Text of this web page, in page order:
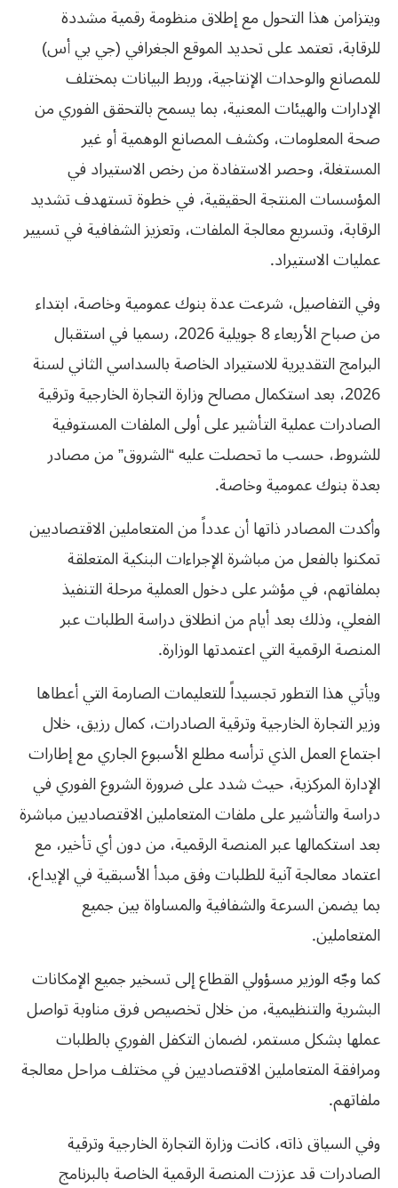
ويتزامن هذا التحول مع إطلاق منظومة رقمية مشددة
للرقابة، تعتمد على تحديد الموقع الجغرافي (جي بي أس)
للمصانع والوحدات الإنتاجية، وربط البيانات بمختلف
الإدارات والهيئات المعنية، بما يسمح بالتحقق الفوري من
صحة المعلومات، وكشف المصانع الوهمية أو غير
المستغلة، وحصر الاستفادة من رخص الاستيراد في
المؤسسات المنتجة الحقيقية، في خطوة تستهدف تشديد
الرقابة، وتسريع معالجة الملفات، وتعزيز الشفافية في تسيير
عمليات الاستيراد.
وفي التفاصيل، شرعت عدة بنوك عمومية وخاصة، ابتداء
من صباح الأربعاء 8 جويلية 2026، رسميا في استقبال
البرامج التقديرية للاستيراد الخاصة بالسداسي الثاني لسنة
2026، بعد استكمال مصالح وزارة التجارة الخارجية وترقية
الصادرات عملية التأشير على أولى الملفات المستوفية
للشروط، حسب ما تحصلت عليه “الشروق” من مصادر
بعدة بنوك عمومية وخاصة.
وأكدت المصادر ذاتها أن عدداً من المتعاملين الاقتصاديين
تمكنوا بالفعل من مباشرة الإجراءات البنكية المتعلقة
بملفاتهم، في مؤشر على دخول العملية مرحلة التنفيذ
الفعلي، وذلك بعد أيام من انطلاق دراسة الطلبات عبر
المنصة الرقمية التي اعتمدتها الوزارة.
ويأتي هذا التطور تجسيداً للتعليمات الصارمة التي أعطاها
وزير التجارة الخارجية وترقية الصادرات، كمال رزيق، خلال
اجتماع العمل الذي ترأسه مطلع الأسبوع الجاري مع إطارات
الإدارة المركزية، حيث شدد على ضرورة الشروع الفوري في
دراسة والتأشير على ملفات المتعاملين الاقتصاديين مباشرة
بعد استكمالها عبر المنصة الرقمية، من دون أي تأخير، مع
اعتماد معالجة آنية للطلبات وفق مبدأ الأسبقية في الإيداع،
بما يضمن السرعة والشفافية والمساواة بين جميع
المتعاملين.
كما وجّه الوزير مسؤولي القطاع إلى تسخير جميع الإمكانات
البشرية والتنظيمية، من خلال تخصيص فرق مناوبة تواصل
عملها بشكل مستمر، لضمان التكفل الفوري بالطلبات
ومرافقة المتعاملين الاقتصاديين في مختلف مراحل معالجة
ملفاتهم.
وفي السياق ذاته، كانت وزارة التجارة الخارجية وترقية
الصادرات قد عززت المنصة الرقمية الخاصة بالبرنامج